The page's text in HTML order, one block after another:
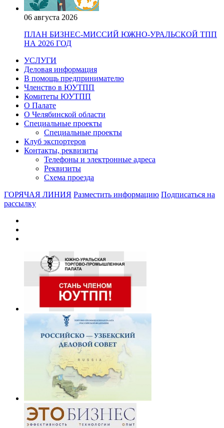
06 августа 2026
ПЛАН БИЗНЕС-МИССИЙ ЮЖНО-УРАЛЬСКОЙ ТПП
НА 2026 ГОД
УСЛУГИ
Деловая информация
В помощь предпринимателю
Членство в ЮУТПП
Комитеты ЮУТПП
О Палате
О Челябинской области
Специальные проекты
Специальные проекты
Клуб экспортеров
Контакты, реквизиты
Телефоны и электронные адреса
Реквизиты
Схема проезда
ГОРЯЧАЯ ЛИНИЯ Разместить информацию Подписаться на
рассылку